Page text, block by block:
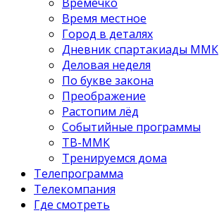
Время местное
Город в деталях
Дневник спартакиады ММК
Деловая неделя
По букве закона
Преображение
Растопим лёд
Событийные программы
ТВ-ММК
Тренируемся дома
Телепрограмма
Телекомпания
Где смотреть